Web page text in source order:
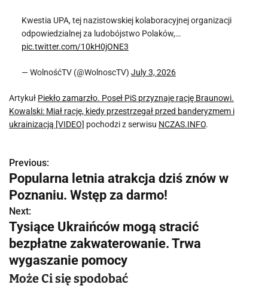
Kwestia UPA, tej nazistowskiej kolaboracyjnej organizacji
odpowiedzialnej za ludobójstwo Polaków,…
pic.twitter.com/10kH0jONE3
— WolnośćTV (@WolnoscTV) July 3, 2026
Artykuł Piekło zamarzło. Poseł PiS przyznaje rację Braunowi.
Kowalski: Miał rację, kiedy przestrzegał przed banderyzmem i
ukrainizacją [VIDEO] pochodzi z serwisu NCZAS.INFO.
N
a
w
i
g
a
Previous:
Popularna letnia atrakcja dziś znów w
Poznaniu. Wstęp za darmo!
Next:
Tysiące Ukraińców mogą stracić
bezpłatne zakwaterowanie. Trwa
wygaszanie pomocy
Może Ci się spodobać